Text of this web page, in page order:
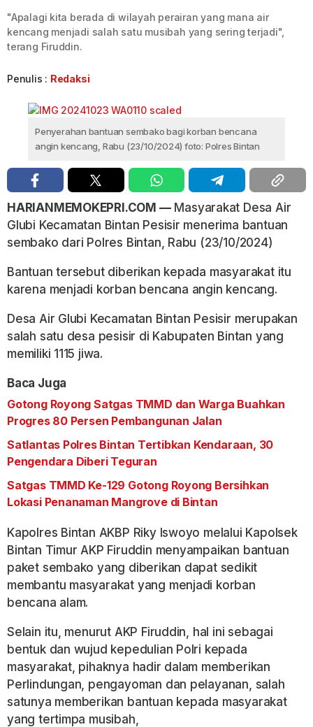
"Apalagi kita berada di wilayah perairan yang mana air
kencang menjadi salah satu musibah yang sering terjadi",
terang Firuddin.
Penulis : Redaksi
Penyerahan bantuan sembako bagi korban bencana
angin kencang, Rabu (23/10/2024) foto: Polres Bintan
HARIANMEMOKEPRI.COM —Masyarakat Desa Air
Glubi Kecamatan Bintan Pesisir menerima bantuan
sembako dari Polres Bintan, Rabu (23/10/2024)
Bantuan tersebut diberikan kepada masyarakat itu
karena menjadi korban bencana angin kencang.
Desa Air Glubi Kecamatan Bintan Pesisir merupakan
salah satu desa pesisir di Kabupaten Bintan yang
memiliki 1115 jiwa.
Baca Juga
Gotong Royong Satgas TMMD dan Warga Buahkan
Progres 80 Persen Pembangunan Jalan
Satlantas Polres Bintan Tertibkan Kendaraan, 30
Pengendara Diberi Teguran
Satgas TMMD Ke-129 Gotong Royong Bersihkan
Lokasi Penanaman Mangrove di Bintan
Kapolres Bintan AKBP Riky Iswoyo melalui Kapolsek
Bintan Timur AKP Firuddin menyampaikan bantuan
paket sembako yang diberikan dapat sedikit
membantu masyarakat yang menjadi korban
bencana alam.
Selain itu, menurut AKP Firuddin, hal ini sebagai
bentuk dan wujud kepedulian Polri kepada
masyarakat, pihaknya hadir dalam memberikan
Perlindungan, pengayoman dan pelayanan, salah
satunya memberikan bantuan kepada masyarakat
yang tertimpa musibah,